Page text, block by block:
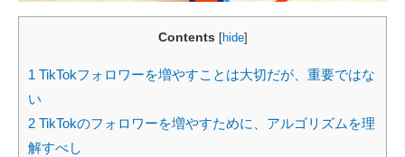
Contents [hide]
1 TikTokフォロワーを増やすことは大切だが、重要ではな
い
2 TikTokのフォロワーを増やすために、アルゴリズムを理
解すべし